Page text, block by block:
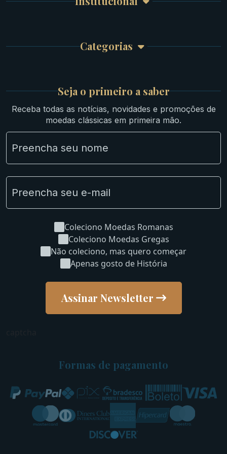
Carrinho de Compra
Atendimento
Categorias
Bíblicas
Ouro
Ibéricas
Lotes Grandes
Material Numismático
NGC e NNC Encapsuladas
Novidades
Seja o primeiro a saber
Receba todas as notícias, novidades e promoções de
moedas clássicas em primeira mão.
Coleciono Moedas Romanas
Coleciono Moedas Gregas
Não coleciono, mas quero começar
Apenas gosto de História
Assinar Newsletter
Formas de pagamento